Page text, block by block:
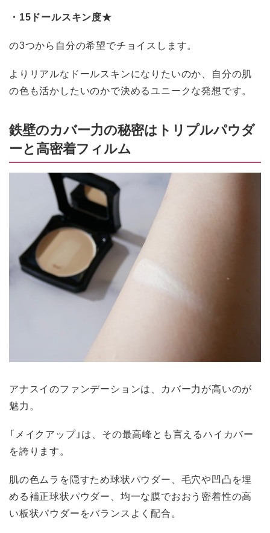
・15ドールスキン度★
の3つから自分の希望でチョイスします。
よりリアルなドールスキンになりたいのか、自分の肌
の色も活かしたいのかで決めるユニークな発想です。
鉄壁のカバー力の秘密はトリプルパウダ
ーと高密着フィルム
アナスイのファンデーションは、カバー力が高いのが
魅力。
「メイクアップ」は、その最高峰とも言えるハイカバー
を誇ります。
肌の色ムラを隠すため球状パウダー、毛穴や凹凸を埋
める補正球状パウダー、均一な膜でおおう密着性の高
い板状パウダーをバランスよく配合。